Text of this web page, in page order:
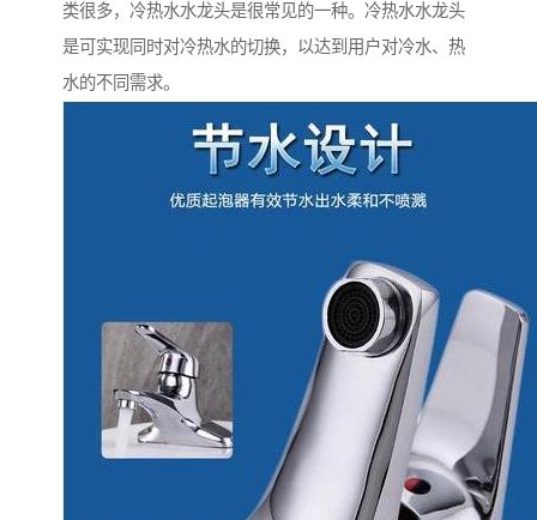
类很多，冷热水水龙头是很常见的一种。冷热水水龙头
是可实现同时对冷热水的切换，以达到用户对冷水、热
水的不同需求。